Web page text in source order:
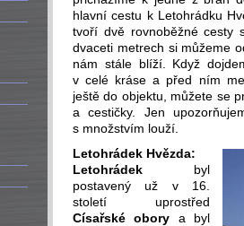
hlavní cestu k Letohrádku
tvoří dvě rovnoběžné cesty
dvaceti metrech si můžeme
nám stále blíží. Když
v celé kráse a před ním
ještě do objektu, můžete se
a cestičky. Jen
s množstvím louží.
Letohrádek Hvězda:
Letohrádek byl
postavený už v 16.
století uprostřed
Císařské obory a byl